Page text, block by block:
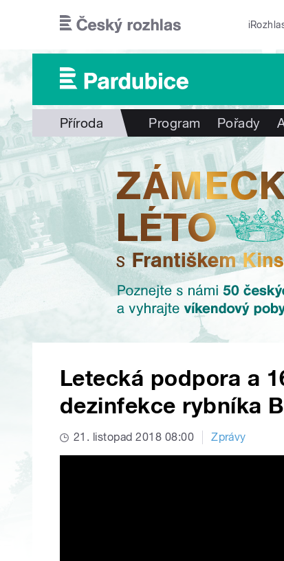
Příroda Program Pořady
Letecká podpora a
dezinfekce rybníka
21. listopad 2018 08:00 Zprávy